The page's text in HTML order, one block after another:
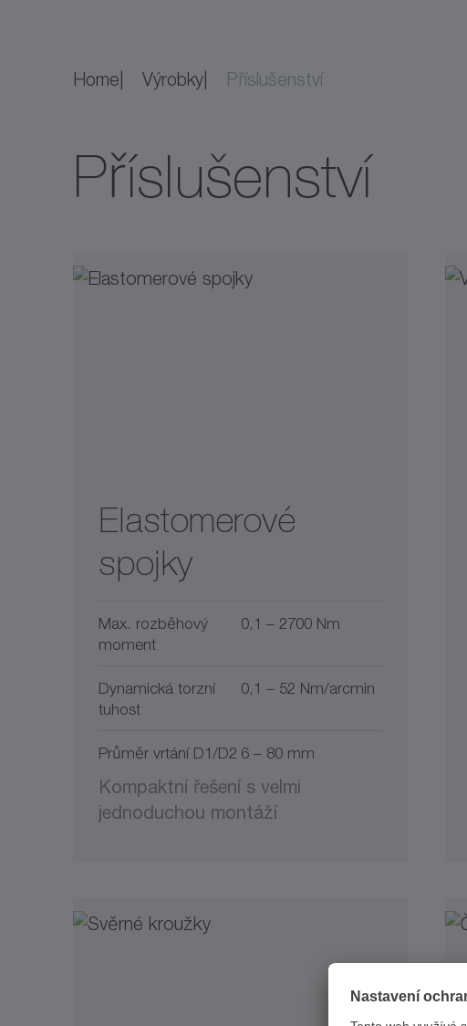
Home Výrobky Příslušenství
Příslušenství
Elastomerové
spojky
Max. rozběhový
moment
0,1 – 2700 Nm
Dynamická torzní
tuhost
0,1 – 52 Nm/arcmin
Průměr vrtání D1/D2 6 – 80 mm
Kompaktní řešení s velmi
jednoduchou montáží